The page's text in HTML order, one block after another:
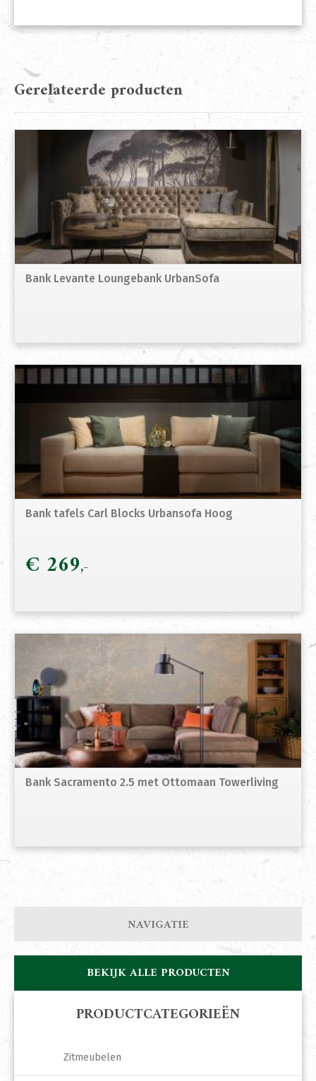
Gerelateerde producten
Bank Levante Loungebank UrbanSofa
Bank tafels Carl Blocks Urbansofa Hoog
€ 269
Bank Sacramento 2.5 met Ottomaan Towerliving
NAVIGATIE
BEKIJK ALLE PRODUCTEN
PRODUCTCATEGORIEËN
Zitmeubelen